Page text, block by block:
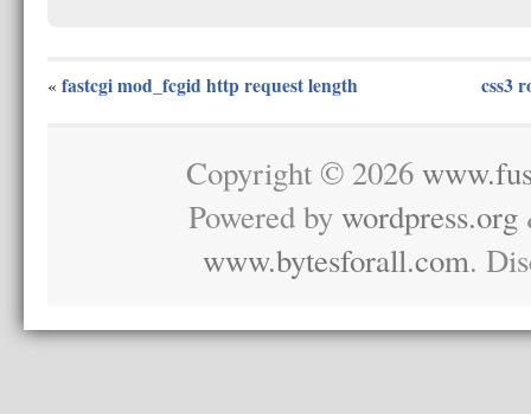
« fastcgi mod_fcgid http request length css3
Copyright © 2026
Powered bywordpress.org
www.bytesforall.com.